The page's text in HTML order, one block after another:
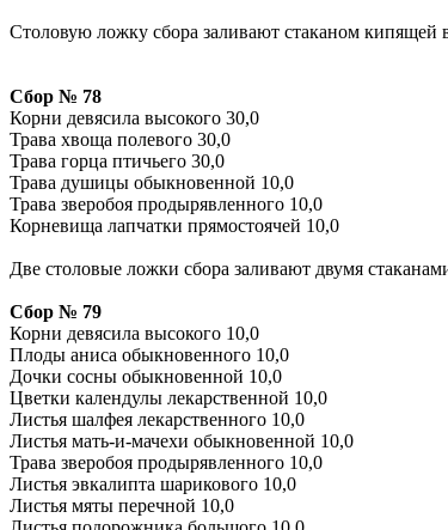
Столовую ложку сбора заливают стаканом
Сбор № 78
Корни девясила высокого 30,0
Трава хвоща полевого 30,0
Трава горца птичьего 30,0
Трава душицы обыкновенной 10,0
Трава зверобоя продырявленного 10,0
Корневища лапчатки прямостоячей 10,0
Две столовые ложки сбора заливают двумя
Сбор № 79
Корни девясила высокого 10,0
Плоды аниса обыкновенного 10,0
Дочки сосны обыкновенной 10,0
Цветки календулы лекарственной 10,0
Листья шалфея лекарственного 10,0
Листья мать-и-мачехи обыкновенной 10,0
Трава зверобоя продырявленного 10,0
Листья эвкалипта шарикового 10,0
Листья мяты перечной 10,0